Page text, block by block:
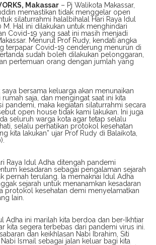
Makassar – Pj Walikota Makassar,
memastikan tidak menggelar open
silaturrahmi halalbihalal Hari Raya Idul
M. Hal ini dilakukan untuk menghindari
Covid-19 yang saat ini masih menjadi
Menurut Prof Rudy, kendati angka
terpapar Covid-19 cenderung menurun di
sudah boleh dilakukan pelonggaran,
pertemuan orang dengan jumlah yang
bersama keluarga akan menunaikan
saja, dan mengingat saat ini kita
pandemi, maka kegiatan silaturrahmi secara
open house tidak kami lakukan. Ini juga
seluruh warga kota agar tetap selalu
selalu perhatikan protokol kesehatan
kita lakukan” ujar Prof Rudy di Balaikota,
Raya Idul Adha ditengah pandemi
kesadaran sebagai pengalaman sejarah
pernah terulang. Ia memaknai Idul Adha
sejarah untuk menanamkan kesadaran
protokol kesehatan demi menyelamatkan
lain.
Adha ini marilah kita berdoa dan ber-Ikhtiar
kita segera terbebas dari pandemi virus ini.
dan keikhlasan Nabi Ibrahim, Siti
Ismail sebagai jalan keluar bagi kita